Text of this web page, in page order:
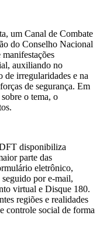
um Canal de Combate
do Conselho Nacional
auxiliando no
de irregularidades e na
de segurança. Em
o tema, o
disponibiliza
parte das
eletrônico,
por e-mail,
virtual e Disque 180.
regiões e realidades
controle social de forma